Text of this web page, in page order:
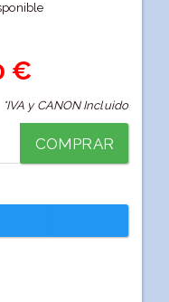
€
*IVA y CANON Incluido
COMPRAR